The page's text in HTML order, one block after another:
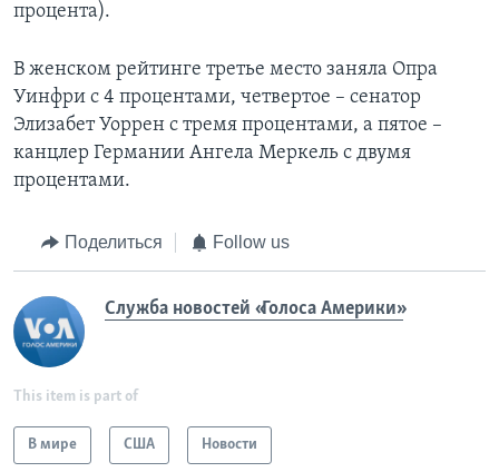
процента).
В женском рейтинге третье место заняла Опра
Уинфри с 4 процентами, четвертое – сенатор
Элизабет Уоррен с тремя процентами, а пятое –
канцлер Германии Ангела Меркель с двумя
процентами.
Поделиться Follow us
Служба новостей «Голоса Америки»
This item is part of
В мире США Новости